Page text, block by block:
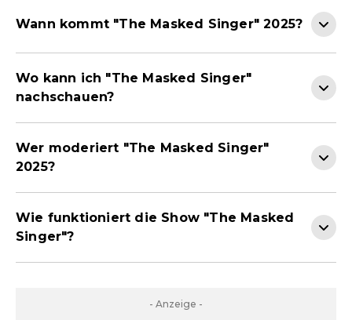
Wann kommt "The Masked Singer" 2025?
Wo kann ich "The Masked Singer"
nachschauen?
Wer moderiert "The Masked Singer"
2025?
Wie funktioniert die Show "The Masked
Singer"?
- Anzeige -